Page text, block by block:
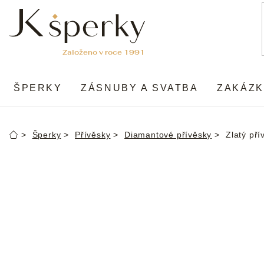
obsah
ŠPERKY ZÁSNUBY A SVATBA
DomůŠperky Přívěsky Diamantové přívěsky Zlatý